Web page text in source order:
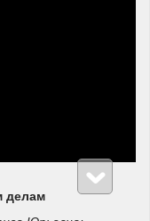
делам